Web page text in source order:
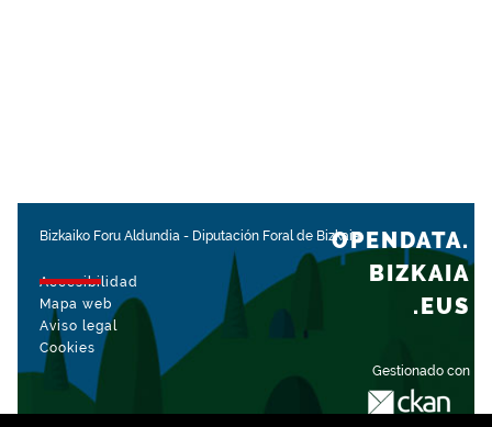
Bizkaiko Foru Aldundia - Diputación Foral de Bizkaia
Accesibilidad
Mapa web
Aviso legal
Cookies
Gestionado con
OPENDATA.
BIZKAIA
.EUS